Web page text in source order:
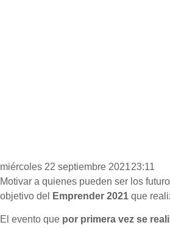
miércoles 22 septiembre 202123:11
Motivar a quienes pueden ser los
objetivo del
Emprender 2021 que
El evento que por primera vez se